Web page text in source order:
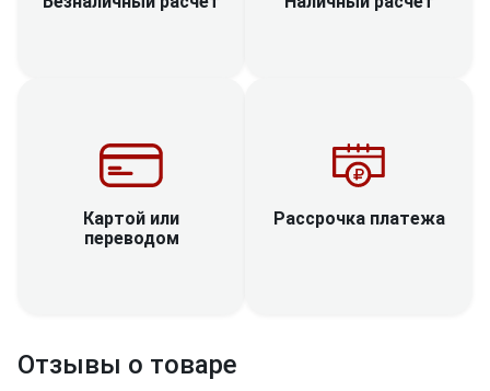
Картой или
переводом
Рассрочка платежа
Отзывы о товаре